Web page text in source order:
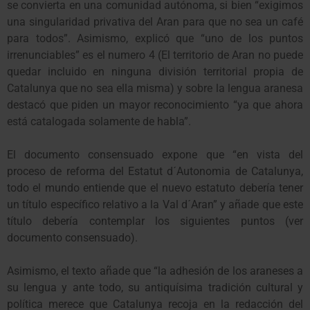
se convierta en una comunidad autónoma, si bien “exigimos
una singularidad privativa del Aran para que no sea un café
para todos”. Asimismo, explicó que “uno de los puntos
irrenunciables” es el numero 4 (El territorio de Aran no puede
quedar incluido en ninguna división territorial propia de
Catalunya que no sea ella misma) y sobre la lengua aranesa
destacó que piden un mayor reconocimiento “ya que ahora
está catalogada solamente de habla”.
El documento consensuado expone que “en vista del
proceso de reforma del Estatut d´Autonomia de Catalunya,
todo el mundo entiende que el nuevo estatuto debería tener
un título específico relativo a la Val d´Aran” y añade que este
título debería contemplar los siguientes puntos (ver
documento consensuado).
Asimismo, el texto añade que “la adhesión de los araneses a
su lengua y ante todo, su antiquísima tradición cultural y
política merece que Catalunya recoja en la redacción del